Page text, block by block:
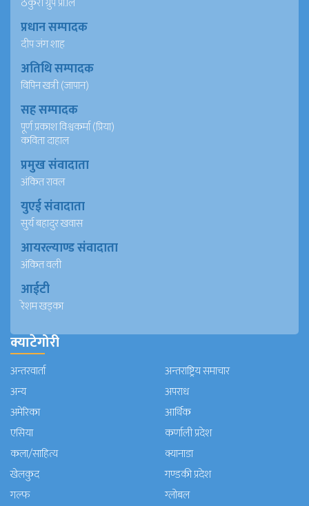
प्रधान सम्पादक
दीप जंग शाह
अतिथि सम्पादक
विपिन खत्री (जापान)
सह सम्पादक
पूर्ण प्रकाश विश्वकर्मा (प्रिया)
कविता दाहाल
प्रमुख संवादाता
अंकित रावल
युएई संवादाता
सुर्य बहादुर खवास
आयरल्याण्ड संवादाता
अंकित वली
आईटी
रेशम खड्का
क्याटेगोरी
अन्तरवार्ता
अन्तराष्ट्रिय समाचार
अन्य
अपराध
अमेरिका
आर्थिक
एसिया
कर्णाली प्रदेश
कला/साहित्य
क्यानाडा
खेलकुद
गण्डकी प्रदेश
गल्फ
ग्लोबल